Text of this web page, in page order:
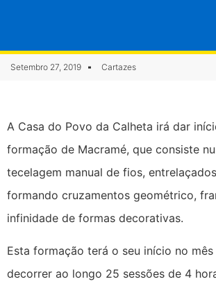
Setembro 27, 2019 Cartazes
A Casa do Povo da Calheta irá dar
formação de Macramé, que consiste
tecelagem manual de fios,
formando cruzamentos geométrico,
infinidade de formas decorativas.
Esta formação terá o seu início no
decorrer ao longo 25 sessões de 4